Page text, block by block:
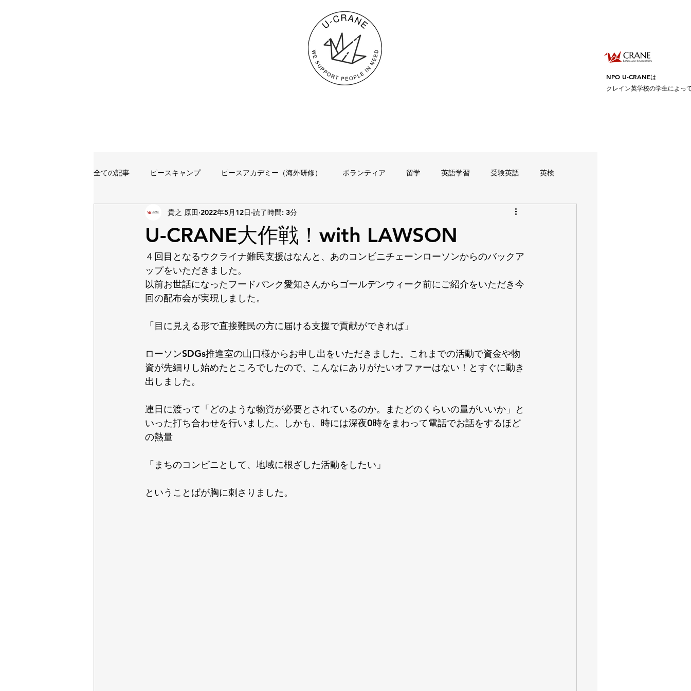
NPO U-CRANEは
クレイン英学校の学生によっ
全ての記事 ピースキャンプ ピースアカデミー（海外研修） ボランティア 留学 英語学習 受験英語 英検
講習会 講師 その他 代表のつぶやき
U-CRANE大作戦！with LAWSON
貴之 原田 2022年5月12日 読了時間: 3分
４回目となるウクライナ難民支援はなんと、あのコンビニチェーンローソンからのバックア
ップをいただきました。
以前お世話になったフードバンク愛知さんからゴールデンウィーク前にご紹介をいただき今
回の配布会が実現しました。
「目に見える形で直接難民の方に届ける支援で貢献ができれば」
ローソンSDGs推進室の山口様からお申し出をいただきました。これまでの活動で資金や物
資が先細りし始めたところでしたので、こんなにありがたいオファーはない！とすぐに動き
出しました。
連日に渡って「どのような物資が必要とされているのか。またどのくらいの量がいいか」と
いった打ち合わせを行いました。しかも、時には深夜0時をまわって電話でお話をするほど
の熱量
「まちのコンビニとして、地域に根ざした活動をしたい」
ということばが胸に刺さりました。